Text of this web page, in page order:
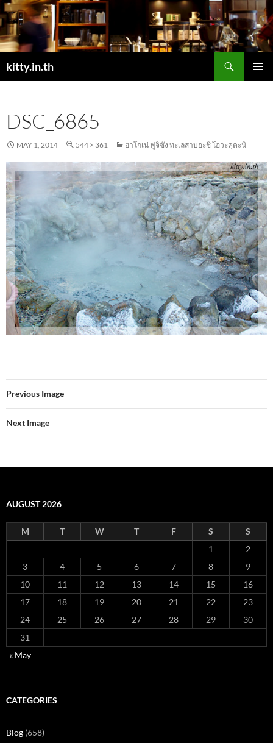
Skip
to
content
kitty.in.th
DSC_6865
MAY 1, 2014 544 × 361 ฮาโกเน่ ฟูจิซัง ทะเลสาบอะชิ โอวะคุดะนิ
Previous Image
Next Image
AUGUST 2026
M T W T F S
S
1
2
3
4 5 6 7 8
9
10
11 12 13 14 15
16
17
18 19 20 21 22
23
24
25 26 27 28 29
30
31
« May
CATEGORIES
Blog (658)